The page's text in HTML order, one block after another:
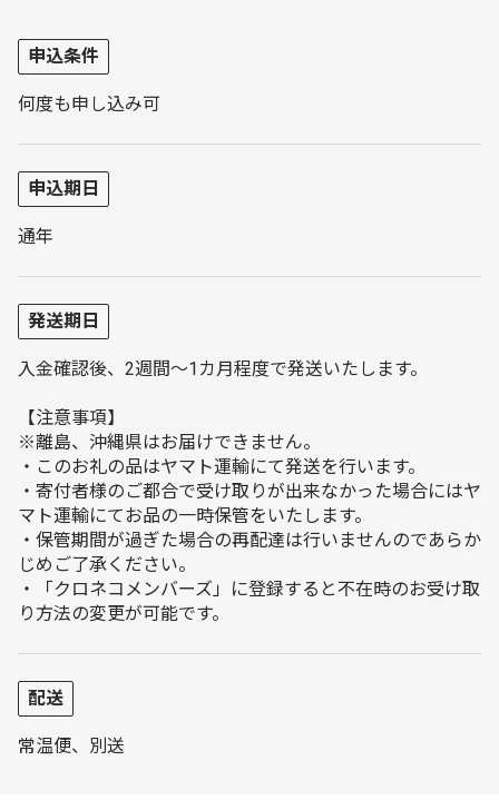
申込条件
何度も申し込み可
申込期日
通年
発送期日
入金確認後、2週間～1カ月程度で発送いたします。
【注意事項】
※離島、沖縄県はお届けできません。
・このお礼の品はヤマト運輸にて発送を行います。
・寄付者様のご都合で受け取りが出来なかった場合にはヤ
マト運輸にてお品の一時保管をいたします。
・保管期間が過ぎた場合の再配達は行いませんのであらか
じめご了承ください。
・「クロネコメンバーズ」に登録すると不在時のお受け取
り方法の変更が可能です。
配送
常温便、別送